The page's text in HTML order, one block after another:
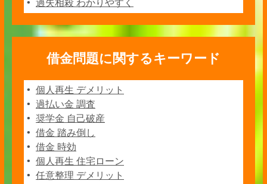
過失相殺 わかりやすく
借金問題に関するキーワード
個人再生 デメリット
過払い金 調査
奨学金 自己破産
借金 踏み倒し
借金 時効
個人再生 住宅ローン
任意整理 デメリット